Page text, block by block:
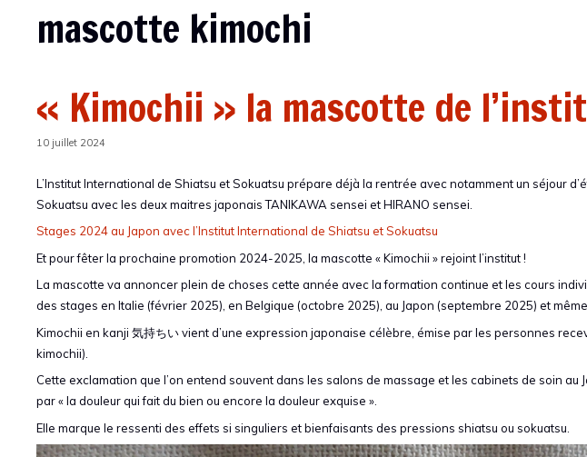
mascotte kimochi
« Kimochii » la mascotte de
10 juillet 2024
L’Institut International de Shiatsu et Sokuatsu prépare déjà la rentrée avec notamment un séjour
Sokuatsu avec les deux maitres japonais TANIKAWA sensei et HIRANO sensei.
Stages 2024 au Japon avec l’Institut International de Shiatsu et Sokuatsu
Et pour fêter la prochaine promotion 2024-2025, la mascotte « Kimochii » rejoint l’institut !
La mascotte va annoncer plein de choses cette année avec la formation continue et les cours
des stages en Italie (février 2025), en Belgique (octobre 2025), au Japon (septembre 2025) et
Kimochii en kanji 気持ちい vient d’une expression japonaise célèbre, émise par les personnes
kimochii).
Cette exclamation que l’on entend souvent dans les salons de massage et les cabinets de soin
par « la douleur qui fait du bien ou encore la douleur exquise ».
Elle marque le ressenti des effets si singuliers et bienfaisants des pressions shiatsu ou sokuatsu.